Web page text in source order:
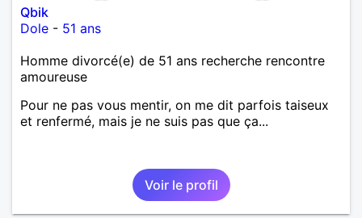
Qbik
Dole - 51 ans
Homme divorcé(e) de 51 ans recherche rencontre
amoureuse
Pour ne pas vous mentir, on me dit parfois taiseux
et renfermé, mais je ne suis pas que ça...
Voir le profil